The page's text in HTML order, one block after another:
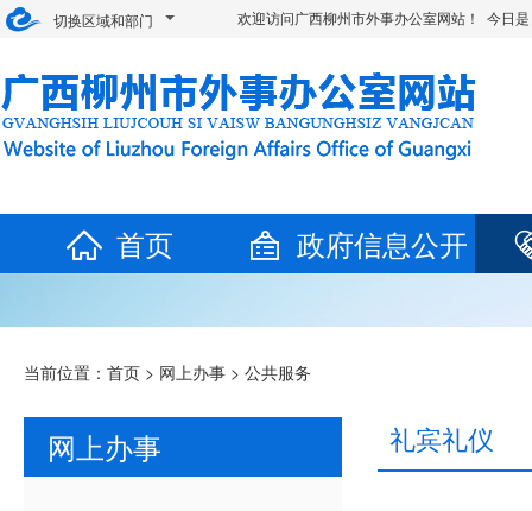
切换区域和部门 欢迎访问广西柳州市外事办公室网站！ 今日
首页 政府信息公开
当前位置： 首页 > 网上办事 > 公共服务
网上办事 礼宾礼仪